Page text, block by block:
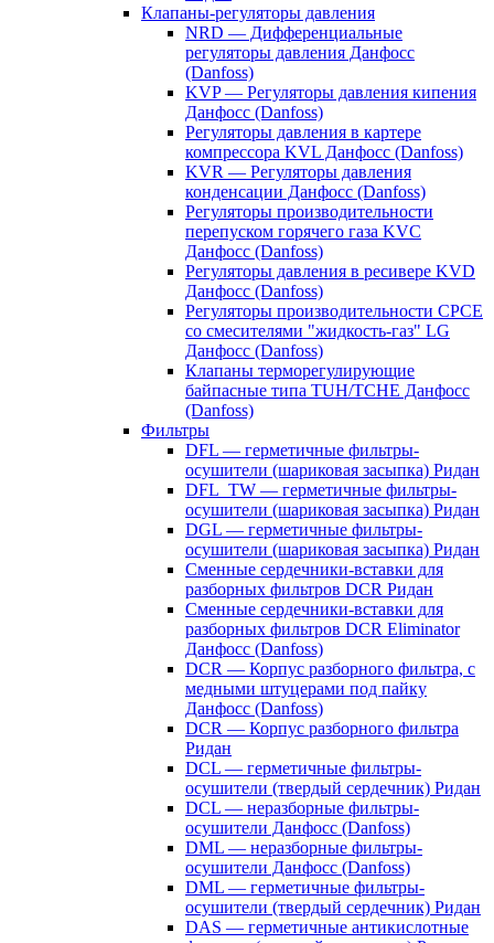
Клапаны-регуляторы давления
NRD — Дифференциальные
регуляторы давления Данфосс
(Danfoss)
KVP — Регуляторы давления кипения
Данфосс (Danfoss)
Регуляторы давления в картере
компрессора KVL Данфосс (Danfoss)
KVR — Регуляторы давления
конденсации Данфосс (Danfoss)
Регуляторы производительности
перепуском горячего газа KVC
Данфосс (Danfoss)
Регуляторы давления в ресивере KVD
Данфосс (Danfoss)
Регуляторы производительности CPCE
со смесителями "жидкость-газ" LG
Данфосс (Danfoss)
Клапаны терморегулирующие
байпасные типа TUH/TCHE Данфосс
(Danfoss)
Фильтры
DFL — герметичные фильтры-
осушители (шариковая засыпка) Ридан
DFL_TW — герметичные фильтры-
осушители (шариковая засыпка) Ридан
DGL — герметичные фильтры-
осушители (шариковая засыпка) Ридан
Сменные сердечники-вставки для
разборных фильтров DCR Ридан
Сменные сердечники-вставки для
разборных фильтров DCR Eliminator
Данфосс (Danfoss)
DCR — Корпус разборного фильтра, с
медными штуцерами под пайку
Данфосс (Danfoss)
DCR — Корпус разборного фильтра
Ридан
DCL — герметичные фильтры-
осушители (твердый сердечник) Ридан
DCL — неразборные фильтры-
осушители Данфосс (Danfoss)
DML — неразборные фильтры-
осушители Данфосс (Danfoss)
DML — герметичные фильтры-
осушители (твердый сердечник) Ридан
DAS — герметичные антикислотные